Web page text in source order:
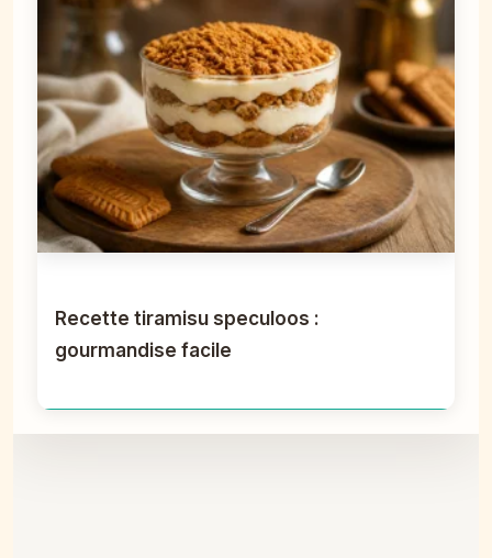
Recette tiramisu speculoos :
gourmandise facile